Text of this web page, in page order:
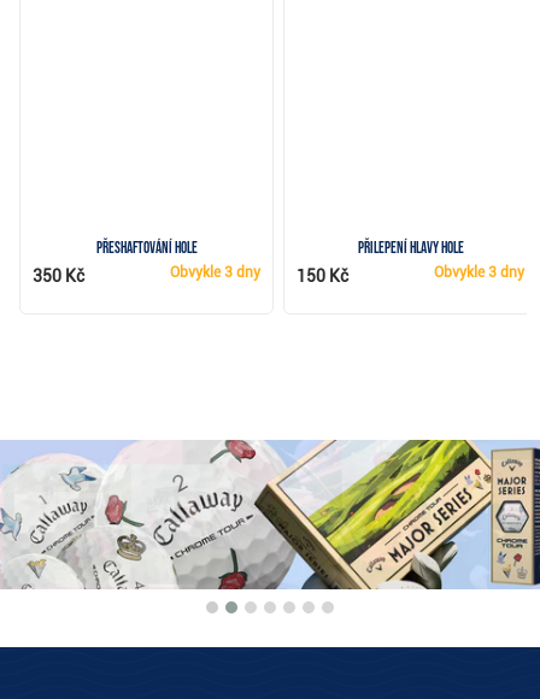
Přeshaftování hole
Obvykle3 dny
350 Kč
Přilepení hlavy hole
Obvykle3 dny
150 Kč